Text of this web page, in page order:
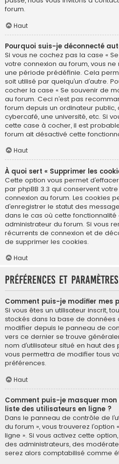
forum.
Haut
Pourquoi suis-je déconnecté
Si vous ne cochez pas la case «
votre connexion au forum, vous
une période prédéfinie. Cela
soit utilisé par quelqu’un d’autre.
cocher la case « Se souvenir de
au forum. Ceci n’est pas
forum depuis un ordinateur public,
cybercafé, une université, etc. Si
cette case à cocher, il est
forum ait désactivé cette
Haut
À quoi sert « Supprimer les
Cette option vous permet
par phpBB 3.3 qui conservent
connexion au forum. Les cookies
d’enregistrer le statut des
dans le cas où cette
administrateur du forum. Si vous
récurrents de connexion et de
de supprimer les cookies.
Haut
Préférences et
Comment puis-je modifier mes
Si vous êtes un utilisateur inscrit,
stockés dans la base de données
modifier depuis le panneau de
vers ce dernier se trouve
nom d’utilisateur situé en haut
vous permettra de modifier tous
préférences.
Haut
Comment puis-je masquer
liste des utilisateurs en ligne ?
Dans le panneau de contrôle de
du forum », vous trouverez l’option
ligne ». Si vous activez cette
des administrateurs, des
serez alors comptabilisé comme